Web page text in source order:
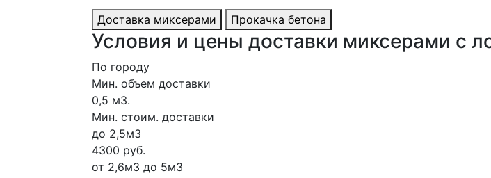
Доставка миксерами Прокачка бетона
Условия и цены доставки миксерами с
По городу
Мин. объем доставки
0,5 м3.
Мин. стоим. доставки
до 2,5м3
4300 руб.
от 2,6м3 до 5м3